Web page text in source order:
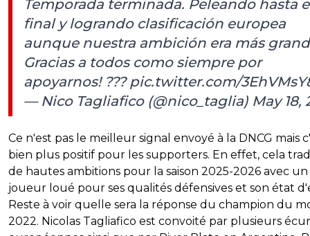
Temporada terminada. Peleando hasta
final y logrando clasificación europea
aunque nuestra ambición era más
Gracias a todos como siempre por
apoyarnos! ??? pic.twitter.com/
— Nico Tagliafico (@nico_taglia) May 18,
Ce n'est pas le meilleur signal envoyé à la DNCG mais
bien plus positif pour les supporters. En effet, cela
de hautes ambitions pour la saison 2025-2026 avec un
joueur loué pour ses qualités défensives et son état
Reste à voir quelle sera la réponse du champion du
2022. Nicolas Tagliafico est convoité par plusieurs